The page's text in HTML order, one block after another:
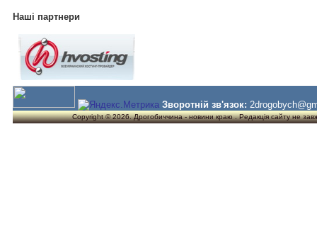
Наші партнери
Зворотній зв'язок:
Copyright © 2026. Дрогобиччина - новини краю . Редакція сайту не